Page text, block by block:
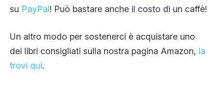
su PayPal! Può bastare anche il costo di un caffè!
Un altro modo per sostenerci è acquistare uno
dei libri consigliati sulla nostra pagina Amazon, la
trovi qui.